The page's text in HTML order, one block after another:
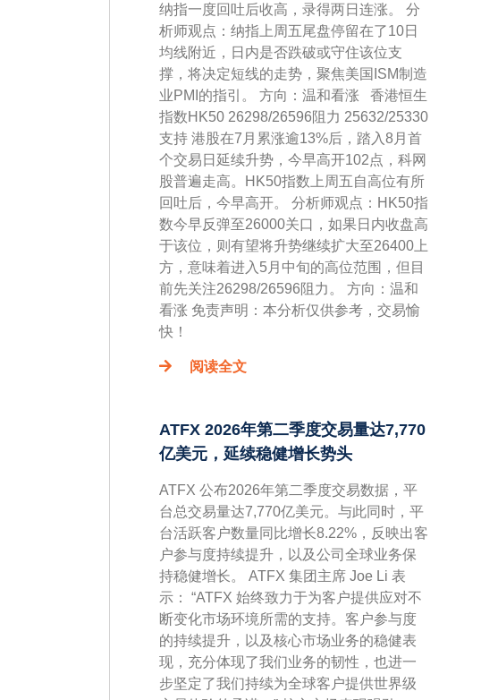
纳指一度回吐后收高，录得两日连涨。 分
析师观点：纳指上周五尾盘停留在了10日
均线附近，日内是否跌破或守住该位支
撑，将决定短线的走势，聚焦美国ISM制造
业PMI的指引。 方向：温和看涨 香港恒生
指数HK50 26298/26596阻力 25632/25330
支持 港股在7月累涨逾13%后，踏入8月首
个交易日延续升势，今早高开102点，科网
股普遍走高。HK50指数上周五自高位有所
回吐后，今早高开。 分析师观点：HK50指
数今早反弹至26000关口，如果日内收盘高
于该位，则有望将升势继续扩大至26400上
方，意味着进入5月中旬的高位范围，但目
前先关注26298/26596阻力。 方向：温和
看涨 免责声明：本分析仅供参考，交易愉
快！
阅读全文
ATFX 2026年第二季度交易量达7,770
亿美元，延续稳健增长势头
ATFX 公布2026年第二季度交易数据，平
台总交易量达7,770亿美元。与此同时，平
台活跃客户数量同比增长8.22%，反映出客
户参与度持续提升，以及公司全球业务保
持稳健增长。 ATFX 集团主席 Joe Li 表
示： “ATFX 始终致力于为客户提供应对不
断变化市场环境所需的支持。客户参与度
的持续提升，以及核心市场业务的稳健表
现，充分体现了我们业务的韧性，也进一
步坚定了我们持续为全球客户提供世界级